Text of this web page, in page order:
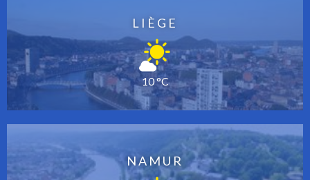
LIÈGE
10 °C
NAMUR